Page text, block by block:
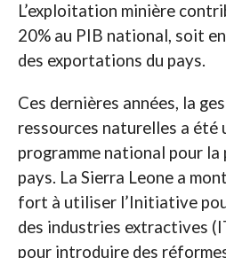
L’exploitation minière
20% au PIB national, soit
des exportations du pays.
Ces dernières années, la
ressources naturelles a été
programme national pour
pays. La Sierra Leone a
fort à utiliser l’Initiative
des industries extractives
pour introduire des